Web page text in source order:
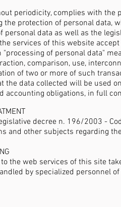
periodicity, complies with the
the protection of personal data,
personal data as well as the
services of this website
"processing of personal data"
comparison, use,
of two or more of such
the data collected will be used
accounting obligations, in full
decree n. 196/2003 -
and other subjects regarding
the web services of this site
by specialized personnel